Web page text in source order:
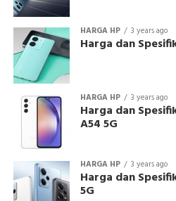
HARGA HP 3 years ago
Harga dan
HARGA HP 3 years ago
Harga dan
A54 5G
HARGA HP 3 years ago
Harga dan
5G